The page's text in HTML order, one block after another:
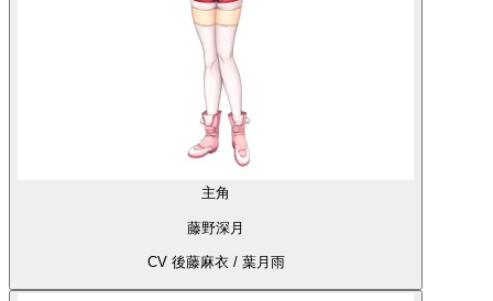
主角
藤野深月
CV 後藤麻衣 / 葉月雨